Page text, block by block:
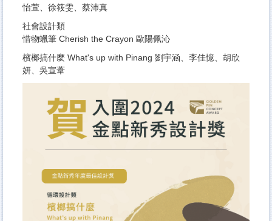
怡萱、徐筱雯、蔡沛真
社會設計類
惜物蠟筆 Cherish the Crayon 歐陽佩沁
檳榔搞什麼 What's up with Pinang 劉宇涵、李佳憶、胡欣
妍、吳宣葦